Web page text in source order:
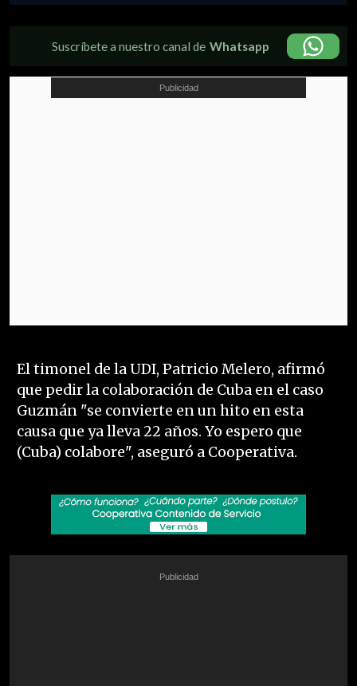
Suscríbete a nuestro canal de Whatsapp
El timonel de la UDI, Patricio Melero, afirmó
que pedir la colaboración de Cuba en el caso
Guzmán "se convierte en un hito en esta
causa que ya lleva 22 años. Yo espero que
(Cuba) colabore", aseguró a Cooperativa.